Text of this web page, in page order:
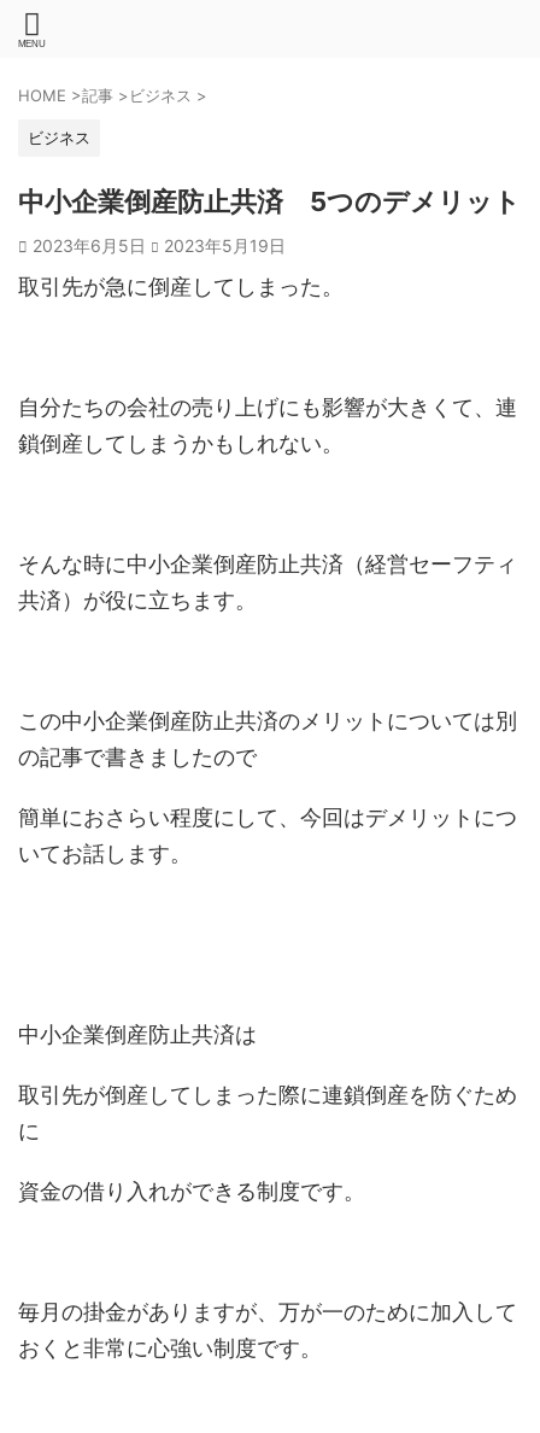
HOME >記事 >ビジネス >
ビジネス
中小企業倒産防止共済 5つのデメリット
2023年6月5日 2023年5月19日
取引先が急に倒産してしまった。
自分たちの会社の売り上げにも影響が大きくて、連
鎖倒産してしまうかもしれない。
そんな時に中小企業倒産防止共済（経営セーフティ
共済）が役に立ちます。
この中小企業倒産防止共済のメリットについては別
の記事で書きましたので
簡単におさらい程度にして、今回はデメリットにつ
いてお話します。
中小企業倒産防止共済は
取引先が倒産してしまった際に連鎖倒産を防ぐため
に
資金の借り入れができる制度です。
毎月の掛金がありますが、万が一のために加入して
おくと非常に心強い制度です。